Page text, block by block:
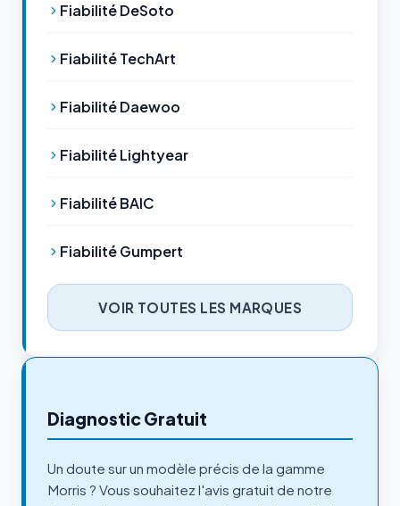
Fiabilité DeSoto
Fiabilité TechArt
Fiabilité Daewoo
Fiabilité Lightyear
Fiabilité BAIC
Fiabilité Gumpert
VOIR TOUTES LES MARQUES
Diagnostic Gratuit
Un doute sur un modèle précis de la gamme
Morris ? Vous souhaitez l'avis gratuit de notre